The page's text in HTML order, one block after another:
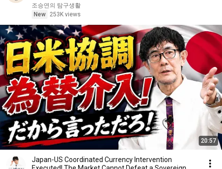
조승연의 탐구생활
New
253K views
20:57
Japan-US Coordinated Currency Intervention